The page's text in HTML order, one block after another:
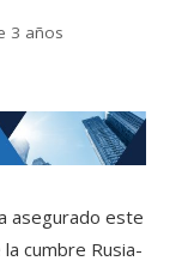
3 años
asegurado este
cumbre Rusia-